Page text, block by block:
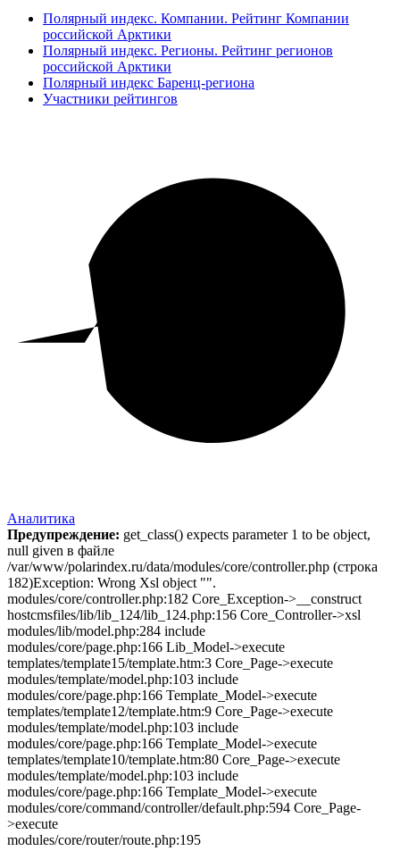
Полярный индекс. Компании. Рейтинг Компании
российской Арктики
Полярный индекс. Регионы. Рейтинг регионов
российской Арктики
Полярный индекс Баренц-региона
Участники рейтингов
Аналитика
Предупреждение: get_class() expects parameter 1 to be object,
null given в файле
/var/www/polarindex.ru/data/modules/core/controller.php (строка
182)Exception: Wrong Xsl object "".
modules/core/controller.php:182 Core_Exception->__construct
hostcmsfiles/lib/lib_124/lib_124.php:156 Core_Controller->xsl
modules/lib/model.php:284 include
modules/core/page.php:166 Lib_Model->execute
templates/template15/template.htm:3 Core_Page->execute
modules/template/model.php:103 include
modules/core/page.php:166 Template_Model->execute
templates/template12/template.htm:9 Core_Page->execute
modules/template/model.php:103 include
modules/core/page.php:166 Template_Model->execute
templates/template10/template.htm:80 Core_Page->execute
modules/template/model.php:103 include
modules/core/page.php:166 Template_Model->execute
modules/core/command/controller/default.php:594 Core_Page-
>execute
modules/core/router/route.php:195